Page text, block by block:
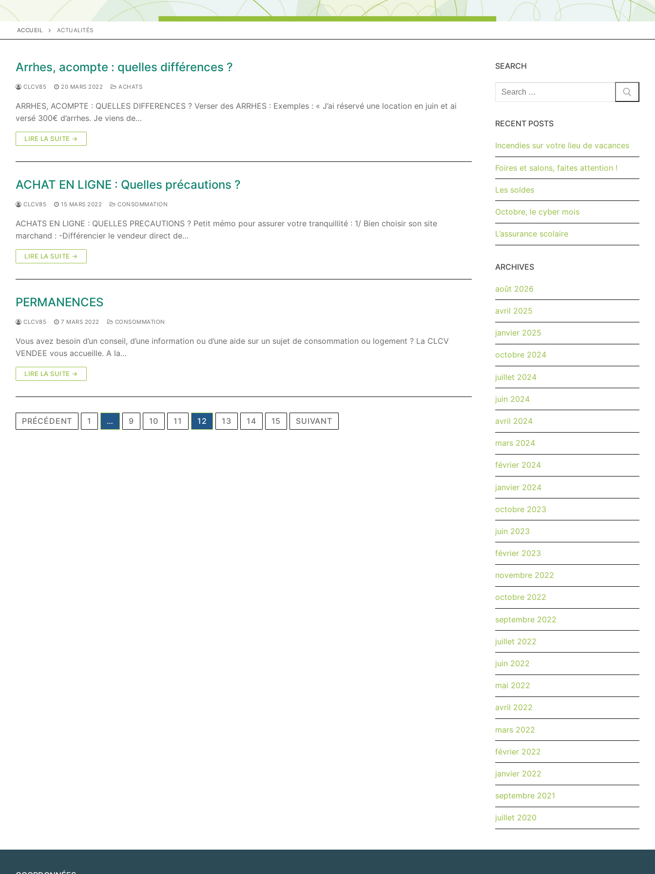
ACCUEIL ACTUALITÉS
Arrhes, acompte : quelles différences ?
CLCV85 20 MARS 2022 ACHATS
ARRHES, ACOMPTE : QUELLES DIFFERENCES ? Verser des ARRHES : Exemples : « J’ai réservé une location en juin et ai
versé 300€ d’arrhes. Je viens de…
LIRE LA SUITE →
ACHAT EN LIGNE : Quelles précautions ?
CLCV85 15 MARS 2022 CONSOMMATION
ACHATS EN LIGNE : QUELLES PRECAUTIONS ? Petit mémo pour assurer votre tranquillité : 1/ Bien choisir son site
marchand : -Différencier le vendeur direct de…
LIRE LA SUITE →
PERMANENCES
CLCV85 7 MARS 2022 CONSOMMATION
Vous avez besoin d’un conseil, d’une information ou d’une aide sur un sujet de consommation ou logement ? La CLCV
VENDEE vous accueille. A la…
LIRE LA SUITE →
Pagination
PRÉCÉDENT 1 … 9 10 11 12 13 14 15 SUIVANT
SEARCH
Rechercher
:
RECENT POSTS
Incendies sur votre lieu de vacances
Foires et salons, faites attention !
Les soldes
Octobre, le cyber mois
L’assurance scolaire
ARCHIVES
août 2026
avril 2025
janvier 2025
octobre 2024
juillet 2024
juin 2024
avril 2024
mars 2024
février 2024
janvier 2024
octobre 2023
juin 2023
février 2023
novembre 2022
octobre 2022
septembre 2022
juillet 2022
juin 2022
mai 2022
avril 2022
mars 2022
février 2022
janvier 2022
septembre 2021
juillet 2020